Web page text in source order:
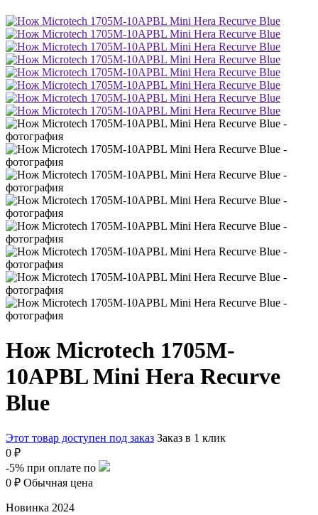
Нож Microtech 1705M-
10APBL Mini Hera Recurve
Blue
Этот товар доступен под заказ Заказ в 1 клик
0 ₽
-5% при оплате по
0 ₽ Обычная цена
Новинка 2024